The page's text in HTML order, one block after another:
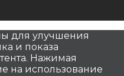
для улучшения
и показа
Нажимая
на использование